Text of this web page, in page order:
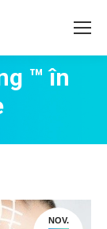
™ în
NOV.